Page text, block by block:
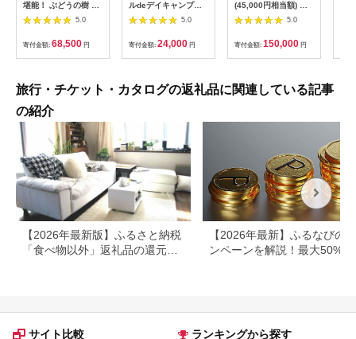
堪能！ ぶどうの樹 鮨
屋台ペア お食事券 海
鮮 海 屋台 食事 ペア
福岡県 岡垣町
5.0
寄付金額: 68,500 円
ルdeデイキャンプ体
験チケット
【1364991】
5.0
寄付金額: 24,000 円
(45,000円相当額) ゴ
ルフ チケット 平日 土
日 祝日 プレー券 関東
群馬県 首都圏 F20E-
382
5.0
寄付金額: 150,000 円
旅行・チケット・カタログの返礼品に関連している記事
の紹介
【2026年最新版】ふるさと納税
「食べ物以外」返礼品の還元率
【2026年最新】ふるなびの
ンペーンを解説！最大50%還
サイト比較 ランキングから探す